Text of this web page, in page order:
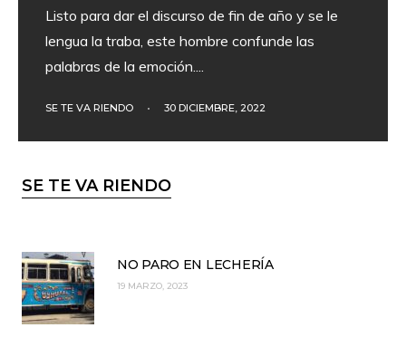
Listo para dar el discurso de fin de año y se le
lengua la traba, este hombre confunde las
palabras de la emoción....
SE TE VA RIENDO • 30 DICIEMBRE, 2022
SE TE VA RIENDO
NO PARO EN LECHERÍA
19 MARZO, 2023